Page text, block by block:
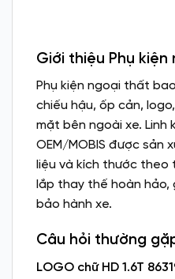
Giới thiệu Phụ
Phụ kiện ngoại thất
chiếu hậu, ốp cản,
mặt bên ngoài xe. Linh
OEM/MOBIS được sản
liệu và kích thước theo
lắp thay thế hoàn hảo,
bảo hành xe.
Câu hỏi thường
LOGO chữ HD 1.6T